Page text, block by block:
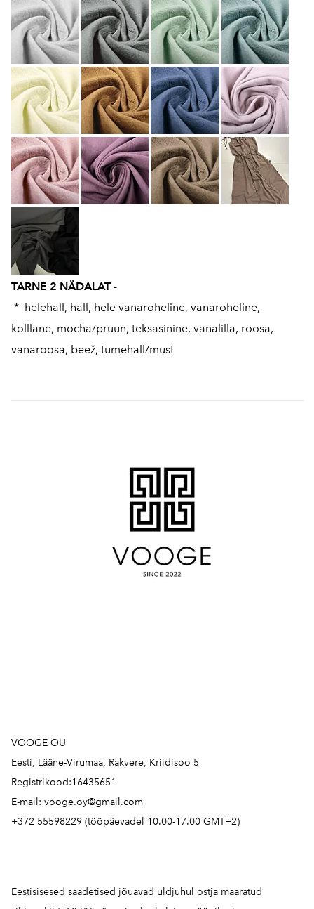
TARNE 2 NÄDALAT -
* helehall, hall, hele vanaroheline, vanaroheline,
kolllane, mocha/pruun, teksasinine, vanalilla, roosa,
vanaroosa, beež, tumehall/must
VOOGE OÜ
Eesti, Lääne-Virumaa, Rakvere, Kriidisoo 5
Registrikood:16435651
E-mail: vooge.oy@gmail.com
+372 55598229 (tööpäevadel 10.00-17.00 GMT+2)
Eestisisesed saadetised jõuavad üldjuhul ostja määratud